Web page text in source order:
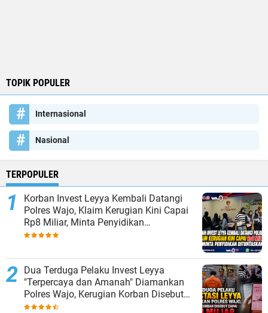
TOPIK POPULER
Internasional
Nasional
TERPOPULER
Korban Invest Leyya Kembali Datangi
Polres Wajo, Klaim Kerugian Kini Capai
Rp8 Miliar, Minta Penyidikan
Dituntaskan
Dua Terduga Pelaku Invest Leyya
"Terpercaya dan Amanah" Diamankan
Polres Wajo, Kerugian Korban Disebut
Capai Rp8 Miliar